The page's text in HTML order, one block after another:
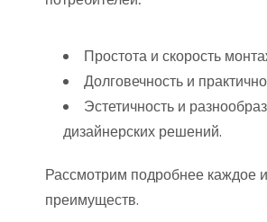
Простота и скорость
Долговечность и
Эстетичность и
дизайнерских решений.
Рассмотрим подробнее каждое
преимуществ.